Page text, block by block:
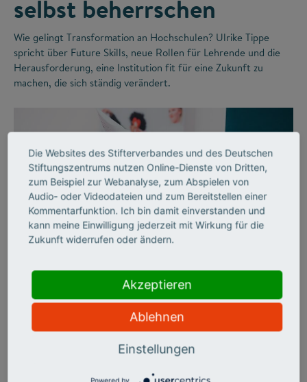
selbst beherrschen
Wie gelingt Transformation an Hochschulen? Ulrike Tippe
spricht über Future Skills, neue Rollen für Lehrende und die
Herausforderung, eine Institution fit für eine Zukunft zu
machen, die sich ständig verändert.
AUSSERSCHULISCHES LERNEN
Freude am Lernen
Der Stifterverband schuf vor 40 Jahren mit Bildung &
Die Websites des Stifterverbandes und des Deutschen
Stiftungszentrums nutzen Online-Dienste von Dritten,
zum Beispiel zur Webanalyse, zum Abspielen von
Audio- oder Videodateien und zum Bereitstellen einer
Kommentarfunktion. Ich bin damit einverstanden und
kann meine Einwilligung jederzeit mit Wirkung für die
Zukunft widerrufen oder ändern.
Akzeptieren
Ablehnen
Einstellungen
Powered by